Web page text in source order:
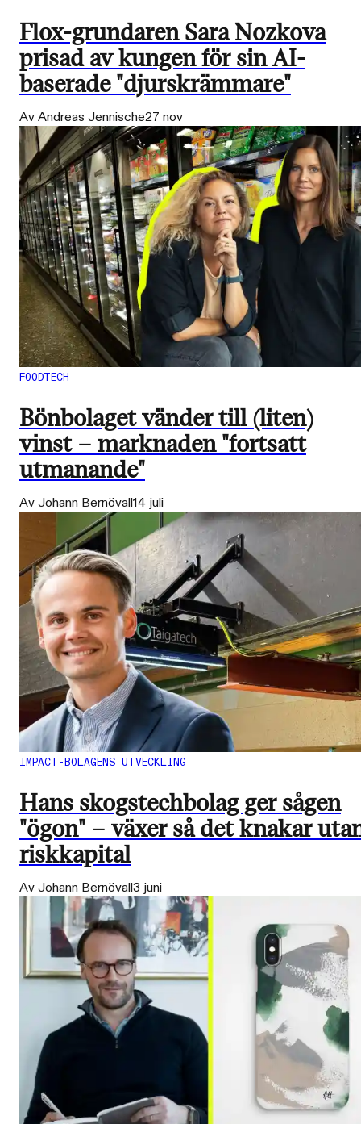
Flox-grundaren Sara Nozkova
prisad av kungen för sin AI-
baserade "djurskrämmare"
Av Andreas Jennische27 nov
FOODTECH
Bönbolaget vänder till (liten)
vinst – marknaden "fortsatt
utmanande"
Av Johann Bernövall14 juli
IMPACT-BOLAGENS UTVECKLING
Hans skogstechbolag ger sågen
"ögon" – växer så det knakar
riskkapital
Av Johann Bernövall3 juni